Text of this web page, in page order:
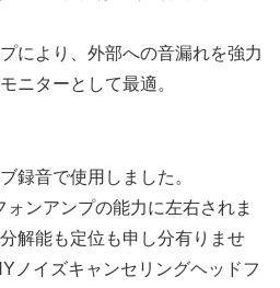
により、外部への音漏れを強力
ニターとして最適。
録音で使用しました。
ンアンプの能力に左右されま
解能も定位も申し分有りませ
ノイズキャンセリングヘッドフ